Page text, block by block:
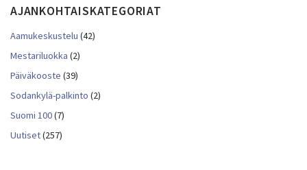
AJANKOHTAISKATEGORIAT
Aamukeskustelu (42)
Mestariluokka (2)
Päiväkooste (39)
Sodankylä-palkinto (2)
Suomi 100(7)
Uutiset(257)